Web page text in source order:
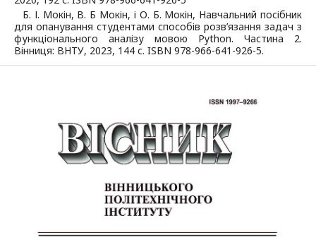
Б. І. Мокін, В. Б Мокін, і О. Б. Мокін, Навчальний посібник
для опанування студентами способів розв’язання задач з
функціонального аналізу мовою Python. Частина 2.
Вінниця: ВНТУ, 2023, 144 с. ISBN 978-966-641-926-5.